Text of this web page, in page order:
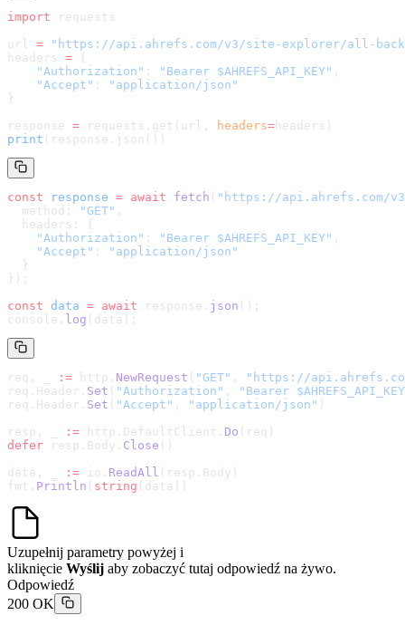
import requests
url = " https://api.ahrefs.com/v3/site-explorer/all-
headers = {
    "Authorization"
: "Bearer $AHREFS_API_KEY" ,
    "Accept"
:
"application/json"
}
response = requests.get(url, headers= headers )
print (response.json())
const response = await fetch ( " https://api.ahrefs.com/
  method:
"GET" ,
  headers: {
    "Authorization"
: "Bearer $AHREFS_API_KEY" ,
    "Accept"
:
"application/json"
  }
});
const data = await response. json ();
console. log (data);
req, _ := http. NewRequest ( "GET" , " https://
req.Header. Set ( "Authorization" ,
"Bearer
req.Header. Set ( "Accept" , "application/json" )
resp, _
:= http.DefaultClient. Do (req)
defer resp.Body. Close ()
data, _
:= io. ReadAll (resp.Body)
fmt. Println ( string (data))
Uzupełnij parametry powyżej i
kliknięcie Wyślij aby zobaczyć tutaj odpowiedź na żywo.
Odpowiedź
200 OK